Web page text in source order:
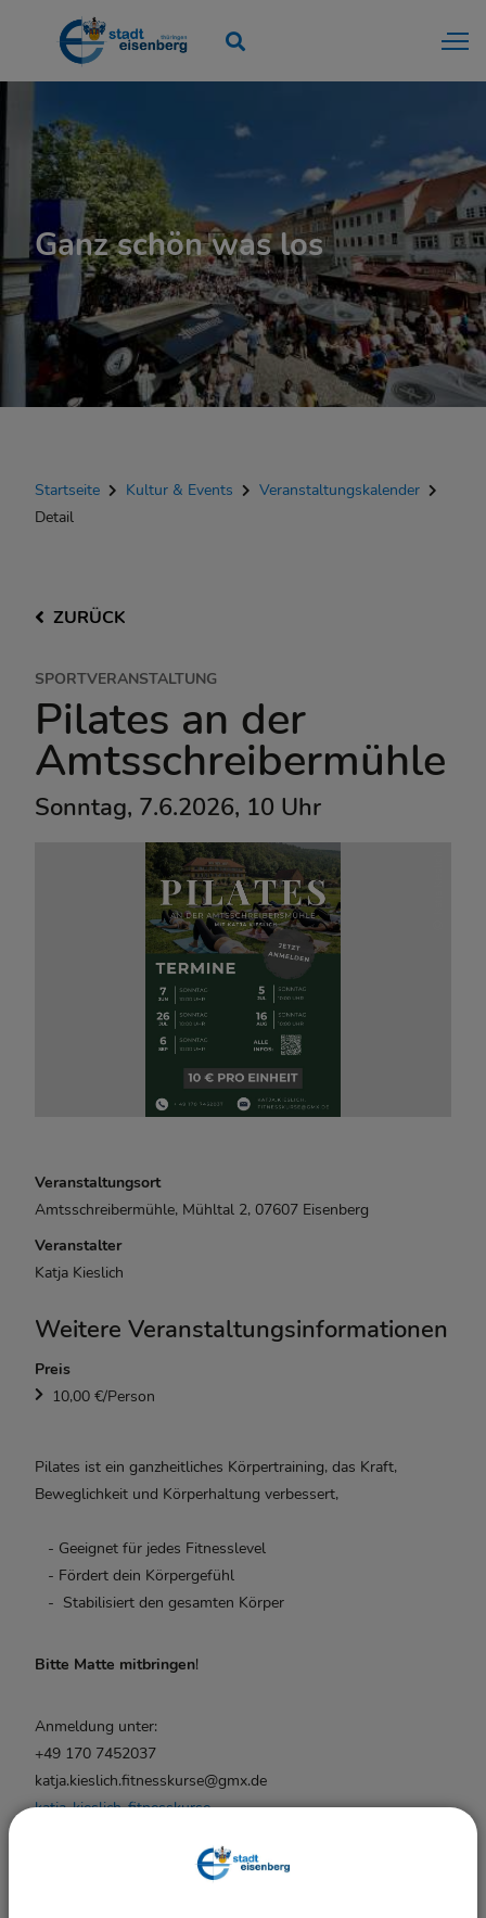
Ganz schön was los
Startseite Kultur & Events
Veranstaltungskalender
Detail
ZURÜCK
SPORTVERANSTALTUNG
Pilates an der
Amtsschreibermühle
Sonntag, 7.6.2026, 10 Uhr
Pilates ist ein ganzheitliches Körpertraining, das Kraft,
Beweglichkeit und Körperhaltung verbessert,
- Geeignet für jedes Fitnesslevel
- Fördert dein Körpergefühl
- Stabilisiert den gesamten Körper
Bitte Matte mitbringen!
Anmeldung unter:
+49 170 7452037
katja.kieslich.fitnesskurse@gmx.de
katja-kieslich-fitnesskurse
Veranstaltungsort
Amtsschreibermühle, Mühltal 2, 07607 Eisenberg
Veranstalter
Katja Kieslich
Weitere Veranstaltungsinformationen
Preis
10,00 €/Person